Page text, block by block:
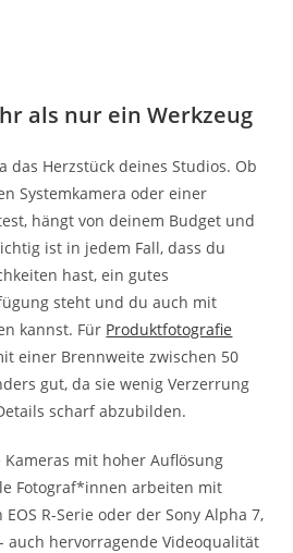
als nur ein Werkzeug
das Herzstück deines Studios. Ob
Systemkamera oder einer
hängt von deinem Budget und
ist in jedem Fall, dass du
hast, ein gutes
steht und du auch mit
kannst. Für Produktfotografie
einer Brennweite zwischen 50
gut, da sie wenig Verzerrung
scharf abzubilden.
mit hoher Auflösung
Fotograf*innen arbeiten mit
R-Serie oder der Sony Alpha 7,
auch hervorragende Videoqualität